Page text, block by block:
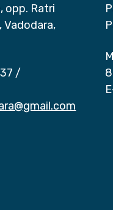
opp. Ratri
Vadodara,
/